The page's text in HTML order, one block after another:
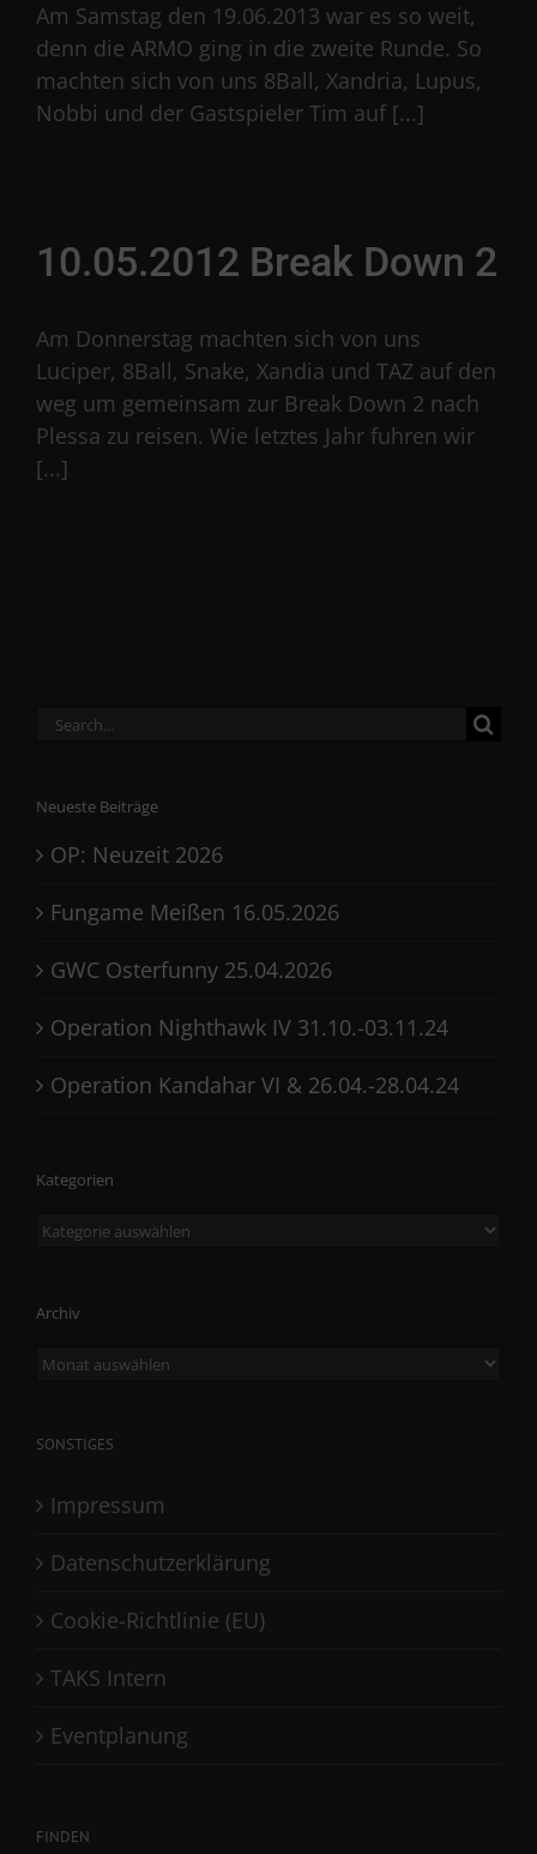
Am Samstag den 19.06.2013 war es so weit,
denn die ARMO ging in die zweite Runde. So
machten sich von uns 8Ball, Xandria, Lupus,
Nobbi und der Gastspieler Tim auf [...]
10.05.2012 Break Down 2
Am Donnerstag machten sich von uns
Luciper, 8Ball, Snake, Xandia und TAZ auf den
weg um gemeinsam zur Break Down 2 nach
Plessa zu reisen. Wie letztes Jahr fuhren wir
[...]
Search
Neueste Beiträge
OP: Neuzeit 2026
Fungame Meißen 16.05.2026
GWC Osterfunny 25.04.2026
Operation Nighthawk IV 31.10.-03.11.24
Operation Kandahar VI & 26.04.-28.04.24
Kategorien
Kategorien
Archiv
Archiv
SONSTIGES
Impressum
Datenschutzerklärung
Cookie-Richtlinie (EU)
TAKS Intern
Eventplanung
FINDEN